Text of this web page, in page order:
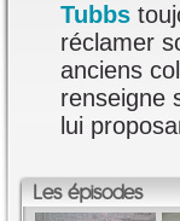
Tubbs
réclamer
anciens
renseigne
lui
Les épisodes